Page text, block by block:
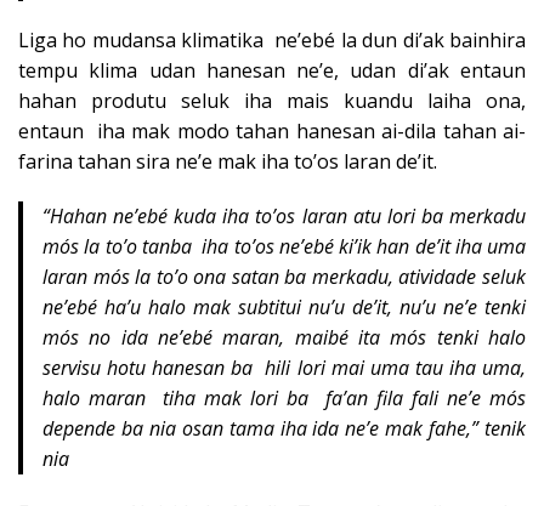
Liga ho mudansa klimatika ne’ebé la dun di’ak bainhira
tempu klima udan hanesan ne’e, udan di’ak entaun
hahan produtu seluk iha mais kuandu laiha ona,
entaun iha mak modo tahan hanesan ai-dila tahan ai-
farina tahan sira ne’e mak iha to’os laran de’it.
“Hahan ne’ebé kuda iha to’os laran atu lori ba merkadu
mós la to’o tanba iha to’os ne’ebé ki’ik han de’it iha uma
laran mós la to’o ona satan ba merkadu, atividade seluk
ne’ebé ha’u halo mak subtitui nu’u de’it, nu’u ne’e tenki
mós no ida ne’ebé maran, maibé ita mós tenki halo
servisu hotu hanesan ba hili lori mai uma tau iha uma,
halo maran tiha mak lori ba fa’an fila fali ne’e mós
depende ba nia osan tama iha ida ne’e mak fahe,” tenik
nia